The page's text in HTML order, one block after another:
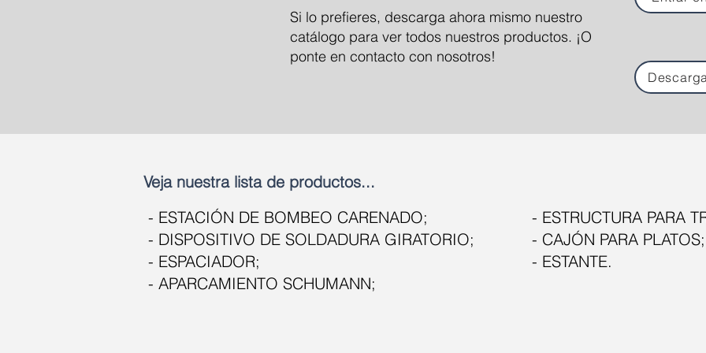
Si lo prefieres, descarga ahora mismo nuestro
catálogo para ver todos nuestros productos. ¡O
ponte en contacto con nosotros!
Veja nuestra lista de productos...
- ESTACIÓN DE BOMBEO CARENADO;
- DISPOSITIVO DE SOLDADURA GIRATORIO;
- ESPACIADOR;
- APARCAMIENTO SCHUMANN;
- ESTRUCTURA PARA
- CAJÓN PARA PLATOS;
- ESTANTE.